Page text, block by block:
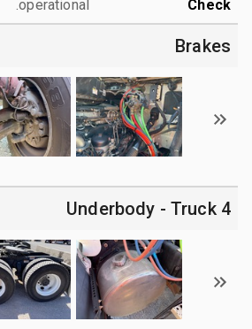
Check
operational.
Brakes
4 Underbody - Truck